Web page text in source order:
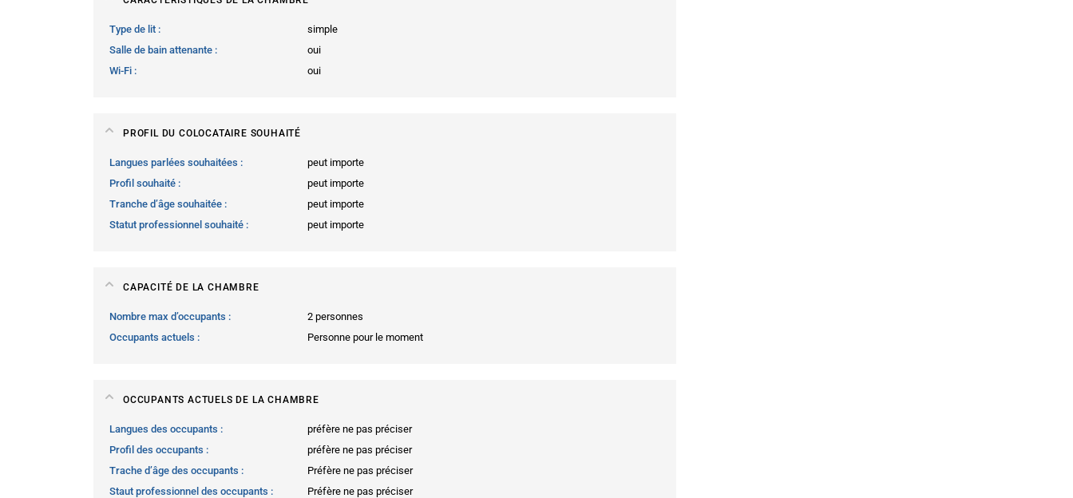
Type de lit
simple
Salle de bain attenante
oui
Wi-Fi
oui
PROFIL DU COLOCATAIRE SOUHAITÉ
Langues parlées souhaitées
peut importe
Profil souhaité
peut importe
Tranche d’âge souhaitée
peut importe
Statut professionnel souhaité
peut importe
CAPACITÉ DE LA CHAMBRE
Nombre max d’occupants
2 personnes
Occupants actuels
Personne pour le moment
OCCUPANTS ACTUELS DE LA CHAMBRE
Langues des occupants
préfère ne pas préciser
Profil des occupants
préfère ne pas préciser
Trache d’âge des occupants
Préfère ne pas préciser
Staut professionnel des occupants
Préfère ne pas préciser